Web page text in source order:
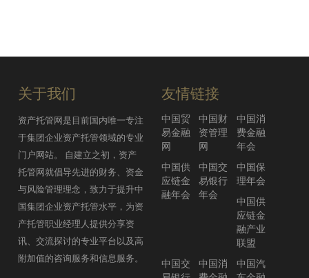
一线券商先后申报
香港资产管理规模超18万亿 内地军
团高速增长
2017年07月25日
工行资产托管规模五年翻两番 实现十
万亿级跨越
2017年07月25日
流动性扩张时代结束 券商资管有四大
债券资管产品估值的套路（成本法）
2017年09月12日
交行重庆市分行加大托管业务发展
2017年09月11日
关于我们
资产托管网是目前国内唯一专注
于集团企业资产托管领域的专业
门户网站。 自建立之初，资产
托管网就倡导先进的财务、资金
与风险管理理念，致力于提升中
国集团企业资产托管水平，为资
产托管职业经理人提供分享资
讯、交流探讨的专业平台以及高
附加值的咨询服务和信息服务。
友情链接
中国贸
易金融
网
中国财
资管理
网
中国消
费金融
年会
中国供
应链金
融年会
中国交
易银行
年会
中国保
理年会
中国供
应链金
融产业
联盟
中国交
中国消
中国汽